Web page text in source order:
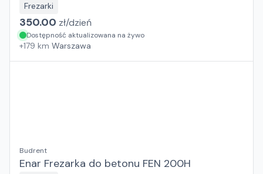
Frezarki
350.00 zł/dzień
Dostępność aktualizowana na żywo
+179 km Warszawa
Budrent
Enar Frezarka do betonu FEN 200H